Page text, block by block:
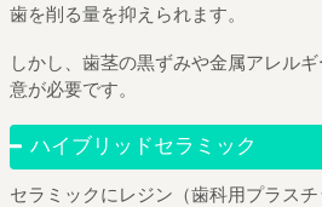
歯を削る量を抑えられます。
しかし、歯茎の黒ずみや金属アレル
意が必要です。
ハイブリッドセラミック
セラミックにレジン（歯科用プラス